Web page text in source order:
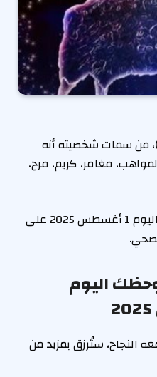
(21 مارس – 20 أبريل)، من سمات شخصيته أنه
مغامر، كريم، مرح،
ونرصد لكم توقعات برج الحمل اليوم 1 أغسطس 2025 على
اليوم
النجاح، ستُرزق بمزيد من